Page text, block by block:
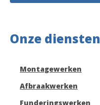
Onze diensten
Montagewerken
Afbraakwerken
Funderingswerken